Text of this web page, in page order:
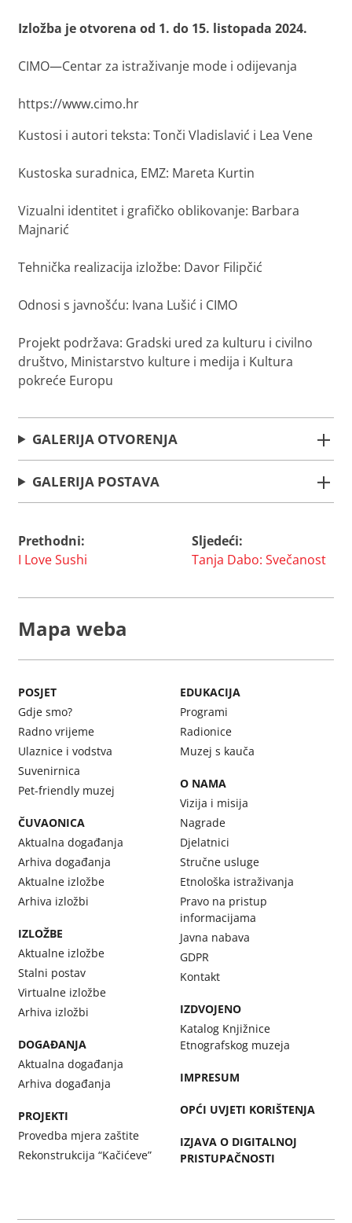
Izložba je otvorena od 1. do 15. listopada 2024.
CIMO—Centar za istraživanje mode i odijevanja
https://www.cimo.hr
Kustosi i autori teksta: Tonči Vladislavić i Lea Vene
Kustoska suradnica, EMZ: Mareta Kurtin
Vizualni identitet i grafičko oblikovanje: Barbara
Majnarić
Tehnička realizacija izložbe: Davor Filipčić
Odnosi s javnošću: Ivana Lušić i CIMO
Projekt podržava: Gradski ured za kulturu i civilno
društvo, Ministarstvo kulture i medija i Kultura
pokreće Europu
GALERIJA OTVORENJA
GALERIJA POSTAVA
Navigacija
Prethodni:
I Love Sushi
Sljedeći:
Tanja Dabo: Svečanost
Mapa weba
POSJET
Gdje smo?
Radno vrijeme
Ulaznice i vodstva
Suvenirnica
Pet-friendly muzej
ČUVAONICA
Aktualna događanja
Arhiva događanja
Aktualne izložbe
Arhiva izložbi
IZLOŽBE
Aktualne izložbe
Stalni postav
Virtualne izložbe
Arhiva izložbi
DOGAĐANJA
Aktualna događanja
Arhiva događanja
PROJEKTI
Provedba mjera zaštite
Rekonstrukcija “Kačićeve”
EDUKACIJA
Programi
Radionice
Muzej s kauča
O NAMA
Vizija i misija
Nagrade
Djelatnici
Stručne usluge
Etnološka istraživanja
Pravo na pristup
informacijama
Javna nabava
GDPR
Kontakt
IZDVOJENO
Katalog Knjižnice
Etnografskog muzeja
IMPRESUM
OPĆI UVJETI KORIŠTENJA
IZJAVA O DIGITALNOJ
PRISTUPAČNOSTI